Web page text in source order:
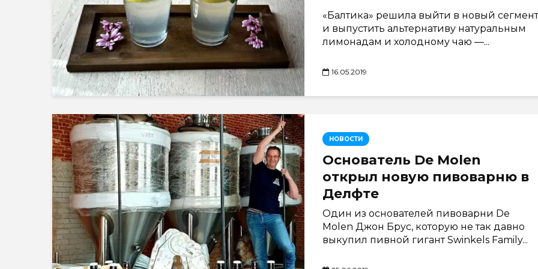
«Балтика» решила выйти в новый сегмент
и выпустить альтернативу натуральным
лимонадам и холодному чаю —...
16.05.2019
НОВОСТИ
Основатель De Molen
открыл новую пивоварню в
Делфте
Один из основателей пивоварни De
Molen Джон Брус, которую не так давно
выкупил пивной гигант Swinkels Family...